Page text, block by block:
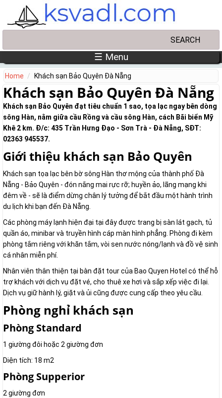
Skip to main content
☰ Menu
Home Khách sạn Bảo Quyên Đà Nẵng
Khách sạn Bảo Quyên Đà Nẵng
Khách sạn Bảo Quyên đạt tiêu chuẩn 1 sao, tọa lạc ngay bên dòng
sông Hàn, nằm giữa cầu Rồng và cầu sông Hàn, cách Bãi biển Mỹ
Khê 2 km. Đ/c: 435 Trần Hưng Đạo - Sơn Trà - Đà Nẵng, SĐT:
02363 945537.
Giới thiệu khách sạn Bảo Quyên
Khách sạn tọa lạc bên bờ sông Hàn thơ mộng của thành phố Đà
Nẵng - Bảo Quyên - đón nắng mai rực rỡ; huyền ảo, lãng mạng khi
đêm về - sẽ là điểm dừng chân lý tưởng để bắt đầu một hành trình
du lịch khi bạn đến Đà Nẵng.
Các phòng máy lạnh hiện đại tại đây được trang bị sàn lát gạch, tủ
quần áo, minibar và truyền hình cáp màn hình phẳng. Phòng đi kèm
phòng tắm riêng với khăn tắm, vòi sen nước nóng/lạnh và đồ vệ sinh
cá nhân miễn phí.
Nhân viên thân thiện tại bàn đặt tour của Bao Quyen Hotel có thể hỗ
trợ khách với dịch vụ đặt vé, cho thuê xe hơi và sắp xếp việc đi lại.
Dịch vụ giữ hành lý, giặt và ủi cũng được cung cấp theo yêu cầu.
Phòng nghỉ khách sạn
Phòng Standard
1 giường đôi hoặc 2 giường đơn
Diện tích: 18 m2
Phòng Supperior
2 giường đơn